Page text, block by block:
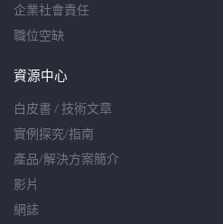
企業社會責任
職位空缺
資源中心
白皮書 / 技術文章
實例探究/指南
產品/解決方案簡介
影片
網誌